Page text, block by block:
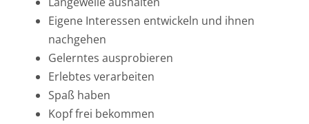
Eigene Interessen entwickeln und ihnen
nachgehen
Gelerntes ausprobieren
Erlebtes verarbeiten
Spaß haben
Kopf frei bekommen